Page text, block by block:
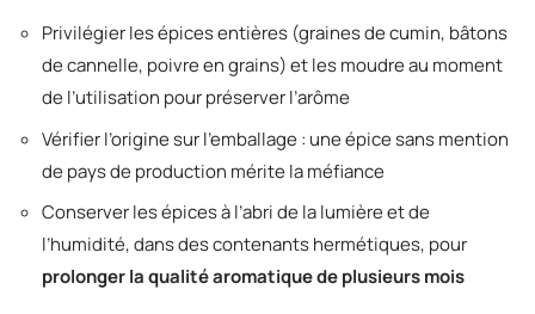
Privilégier les épices entières (graines de cumin, bâtons
de cannelle, poivre en grains) et les moudre au moment
de l’utilisation pour préserver l’arôme
Vérifier l’origine sur l’emballage : une épice sans mention
de pays de production mérite la méfiance
Conserver les épices à l’abri de la lumière et de
l’humidité, dans des contenants hermétiques, pour
prolonger la qualité aromatique de plusieurs mois